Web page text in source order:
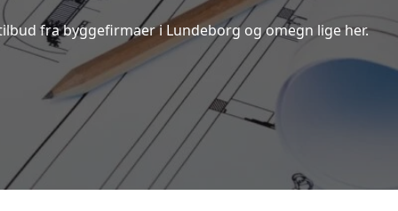
fra byggefirmaer i Lundeborg og omegn lige her.